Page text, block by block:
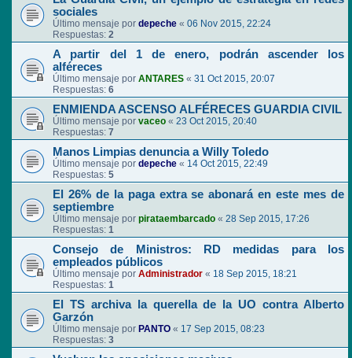
sociales
Último mensaje por depeche « 06 Nov 2015, 22:24
Respuestas: 2
A partir del 1 de enero, podrán ascender los
alféreces
Último mensaje por ANTARES « 31 Oct 2015, 20:07
Respuestas: 6
ENMIENDA ASCENSO ALFÉRECES GUARDIA CIVIL
Último mensaje por vaceo « 23 Oct 2015, 20:40
Respuestas: 7
Manos Limpias denuncia a Willy Toledo
Último mensaje por depeche « 14 Oct 2015, 22:49
Respuestas: 5
El 26% de la paga extra se abonará en este mes de
septiembre
Último mensaje por pirataembarcado « 28 Sep 2015, 17:26
Respuestas: 1
Consejo de Ministros: RD medidas para los
empleados públicos
Último mensaje por Administrador « 18 Sep 2015, 18:21
Respuestas: 1
El TS archiva la querella de la UO contra Alberto
Garzón
Último mensaje por PANTO « 17 Sep 2015, 08:23
Respuestas: 3